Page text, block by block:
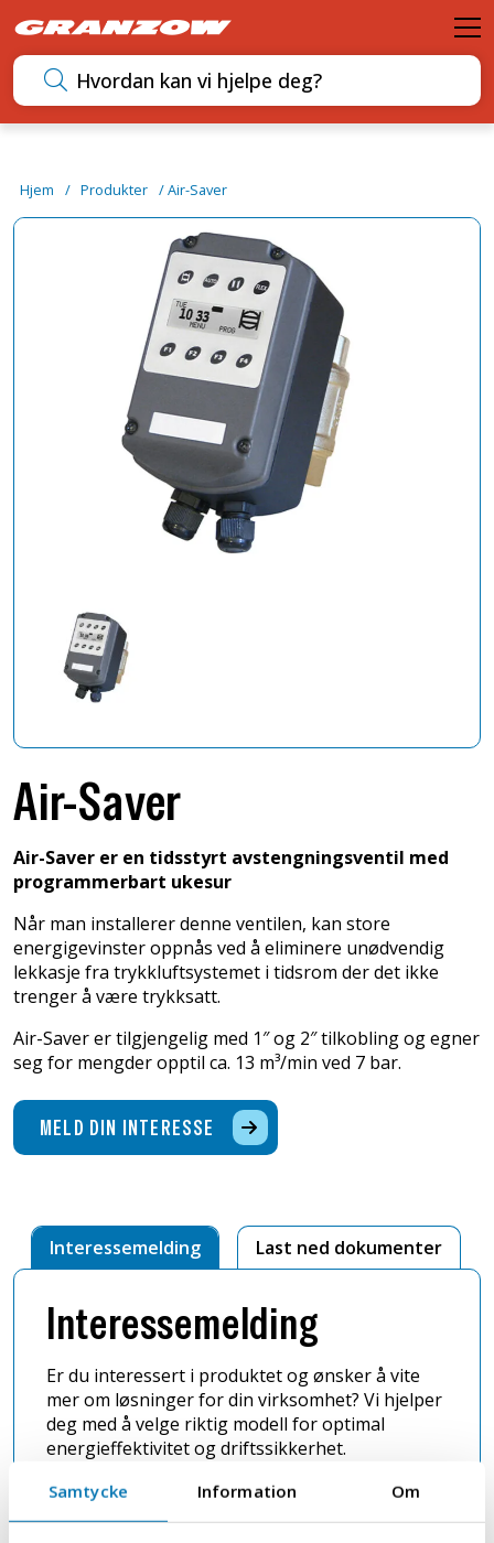
Samtycke Information Om
Søk etter innhold
Hjem / Produkter /Air-Saver
Air-Saver
Air-Saver er en tidsstyrt avstengningsventil med
programmerbart ukesur
Når man installerer denne ventilen, kan store
energigevinster oppnås ved å eliminere unødvendig
lekkasje fra trykkluftsystemet i tidsrom der det ikke
trenger å være trykksatt.
Air-Saver er tilgjengelig med 1″ og 2″ tilkobling og egner
seg for mengder opptil ca. 13 m³/min ved 7 bar.
MELD DIN INTERESSE
Interessemelding
Interessemelding
Er du interessert i produktet og ønsker å vite
mer om løsninger for din virksomhet? Vi hjelper
deg med å velge riktig modell for optimal
energieffektivitet og driftssikkerhet.
Du kan alltid nå oss på
Last ned dokumenter